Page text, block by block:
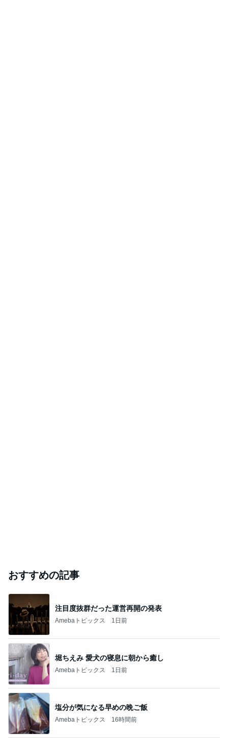
おすすめの記事
注目度抜群だった運営再開の発表
Amebaトピックス 1日前
堀ちえみ 愛犬の寝息に朝から癒し
Amebaトピックス 1日前
塩分が気になる早めの晩ご飯
Amebaトピックス 16時間前